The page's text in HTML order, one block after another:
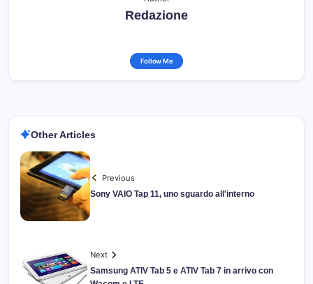
Redazione
Follow Me
Other Articles
Previous
Sony VAIO Tap 11, uno sguardo all'interno
Next
Samsung ATIV Tab 5 e ATIV Tab 7 in arrivo con